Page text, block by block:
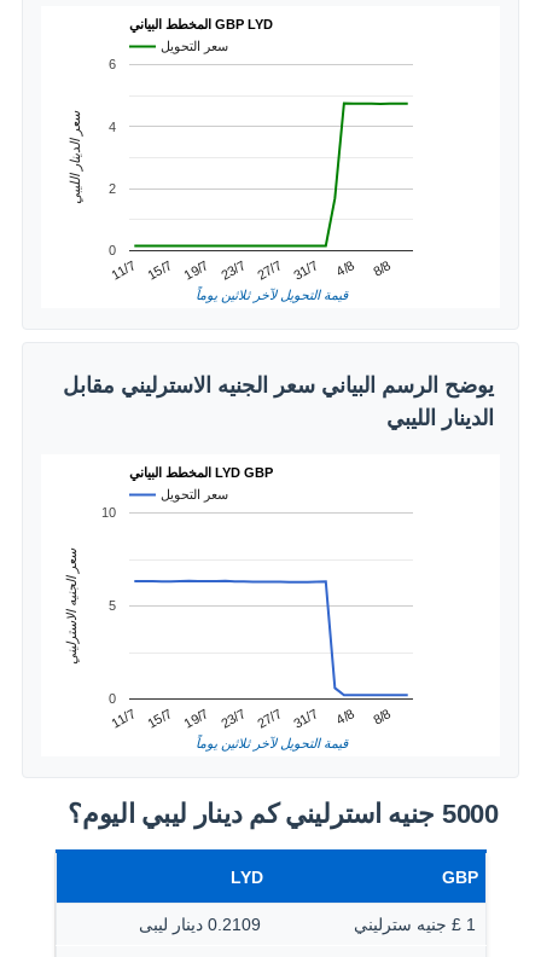
المخطط البياني GBP LYD
سعر التحويل
11/7 15/7 19/7 23/7 27/7 31/7 4/8 8/8
0
2
4
6
قيمة التحويل لآخر ثلاثين يوماً
سعر الدينار الليبي
يوضح الرسم البياني سعر الجنيه الاسترليني مقابل
الدينار الليبي
المخطط البياني LYD GBP
سعر التحويل
11/7 15/7 19/7 23/7 27/7 31/7 4/8 8/8
0
5
10
قيمة التحويل لآخر ثلاثين يوماً
سعر الجنيه الاسترليني
5000 جنيه استرليني كم دينار ليبي اليوم؟
GBP
LYD
1 £ جنيه سترليني 0.2109 دينار ليبى